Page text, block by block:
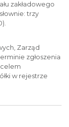
zakładowego
trzy
Zarząd
zgłoszenia
w rejestrze